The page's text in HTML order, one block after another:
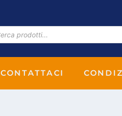
CONTATTACI